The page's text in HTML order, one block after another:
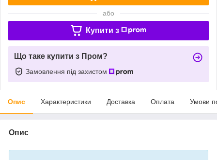
або
Купити з
Що таке купити з Пром?
Замовлення під захистом
Опис Характеристики Доставка Оплата Умови
Опис